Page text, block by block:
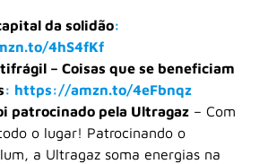
da solidão:
4hS4fKf
– Coisas que se beneficiam
: https://amzn.to/4eFbnqz
patrocinado pela Ultragaz – Com
o lugar! Patrocinando o
a Ultragaz soma energias na